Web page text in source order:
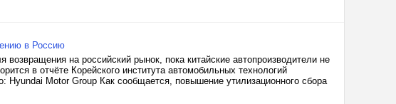
в Россию
на российский рынок, пока китайские автопроизводители не
в отчёте Корейского института автомобильных технологий
Hyundai Motor Group Как сообщается, повышение утилизационного сбора